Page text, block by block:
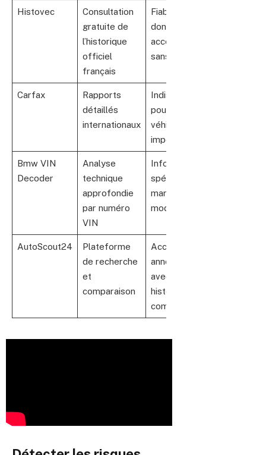
Histovec
Consultation
gratuite de
l’historique
officiel
français
Fiabilité des
données,
accessible
sans frais
Carfax
Rapports
détaillés
internationaux
Indispensable
pour
véhicules
importés
Bmw VIN
Decoder
Analyse
technique
approfondie
par numéro
VIN
Informations
spéciales
marque et
modèle
AutoScout24
Plateforme
de recherche
et
comparaison
Accès à des
annonces
avec
historique
complet